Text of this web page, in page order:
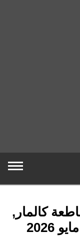
كالمار,